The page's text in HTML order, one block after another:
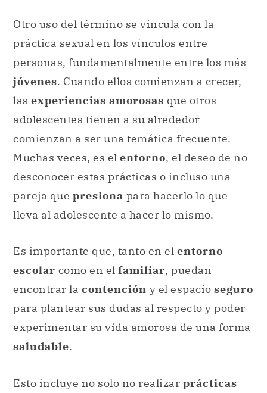
Otro uso del término se vincula con la
práctica sexual en los vínculos entre
personas, fundamentalmente entre los más
jóvenes. Cuando ellos comienzan a crecer,
las experiencias amorosas que otros
adolescentes tienen a su alrededor
comienzan a ser una temática frecuente.
Muchas veces, es el entorno, el deseo de no
desconocer estas prácticas o incluso una
pareja que presiona para hacerlo lo que
lleva al adolescente a hacer lo mismo.
Es importante que, tanto en el entorno
escolar como en el familiar, puedan
encontrar la contención y el espacio seguro
para plantear sus dudas al respecto y poder
experimentar su vida amorosa de una forma
saludable.
Esto incluye no solo no realizar prácticas